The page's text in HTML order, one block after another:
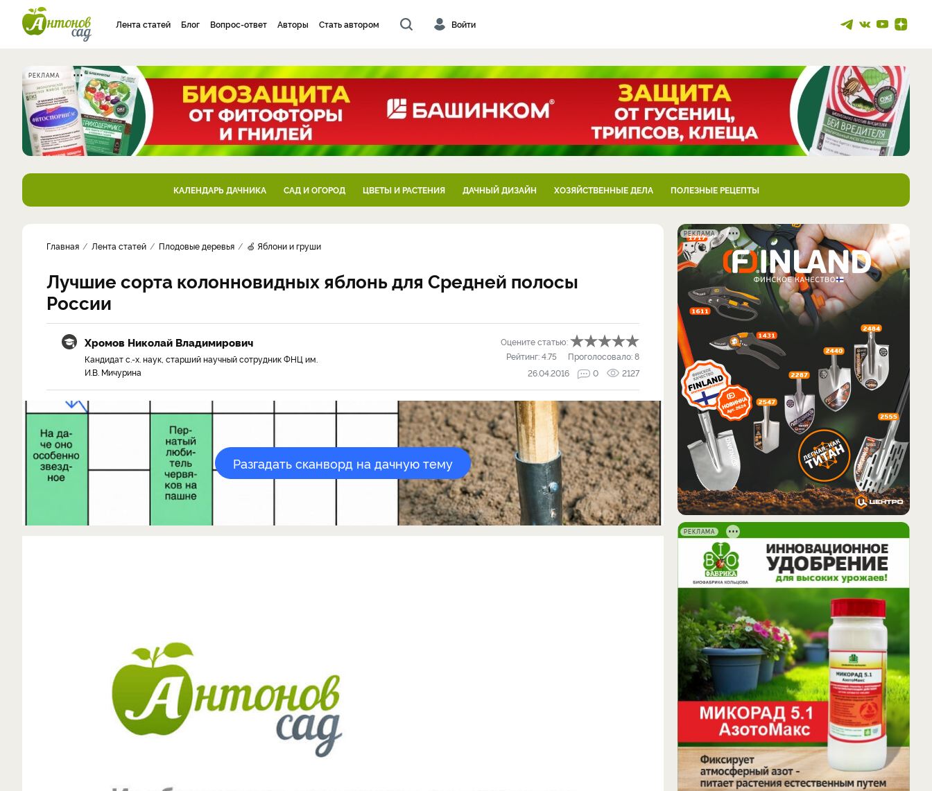
Лента статей Блог Вопрос-ответ Авторы Стать автором Войти
РЕКЛАМА
КАЛЕНДАРЬ ДАЧНИКА САД И ОГОРОД ЦВЕТЫ И РАСТЕНИЯ ДАЧНЫЙ ДИЗАЙН ХОЗЯЙСТВЕННЫЕ ДЕЛА ПОЛЕЗНЫЕ РЕЦЕПТЫ
Главная Лента статей Плодовые деревья 🍏 Яблони и груши
​Лучшие сорта колонновидных яблонь для Средней полосы
России
Хромов Николай Владимирович
Кандидат с.-х. наук, старший научный сотрудник ФНЦ им.
И.В. Мичурина
Оцените статью:
Рейтинг:4.75 Проголосовало:8
26.04.2016
0 2127
Разгадать сканворд на дачную тему
РЕКЛАМА
РЕКЛАМА